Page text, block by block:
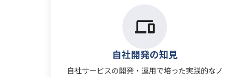
自社開発の知見
自社サービスの開発・運用で培った実践的なノ